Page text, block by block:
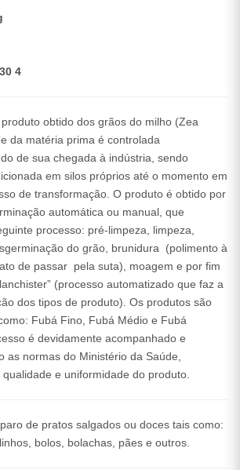
4
produto obtido dos grãos do milho (Zea
da matéria prima é controlada
de sua chegada à indústria, sendo
em silos próprios até o momento em
de transformação. O produto é obtido por
automática ou manual, que
processo: pré-limpeza, limpeza,
do grão, brunidura (polimento à
de passar pela suta), moagem e por fim
(processo automatizado que faz a
dos tipos de produto). Os produtos são
Fubá Fino, Fubá Médio e Fubá
é devidamente acompanhado e
as normas do Ministério da Saúde,
e uniformidade do produto.
de pratos salgados ou doces tais como:
bolos, bolachas, pães e outros.